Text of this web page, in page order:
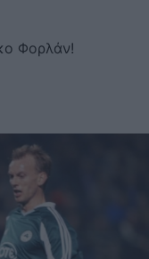
Φορλάν!